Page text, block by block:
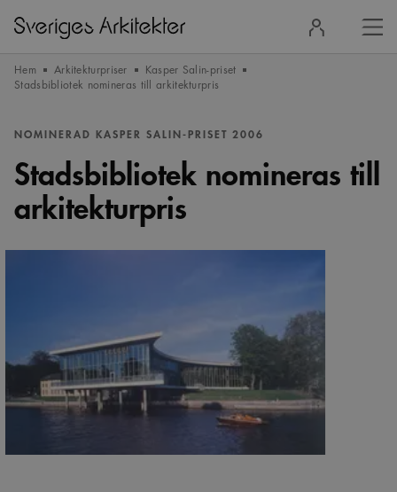
in
Hem Arkitekturpriser
Kasper Salin-priset
Stadsbibliotek nomineras till arkitekturpris
NOMINERAD KASPER SALIN-PRISET 2006
Stadsbibliotek nomineras till
arkitekturpris